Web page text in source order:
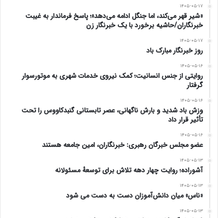
«کارا بیگ» و «من راکت» با سوارکاری «رامین قهرمانی» و
«امین محمدی» به ترتیب دوم و سوم شدند.
دور هشتم و پایانی هفته هفتم این رقابت‌ها ویژه
اسب‌های دوخون کلاس پنج بیشتر از سه ساله به
اسب «سرین» زودتر از خط پایان عبور کرد و اول شد.
همچنین «کمال دلیجه‌عطا» و «بهرام بینایی» با اسب‌های
«واشینگتن» و «ساکانا» نیز در دور پایانی این هفته در
جایگاه‌های دوم و سوم قرار گرفتند.
در پایان مسابقات امروز به مالکان، مربیان و چابکسواران
۱۴۰۵-۰۵-۱۷
«شیر قهر می‌کند، اما جنگل ادامه می‌دهد»؛ پاسخ فرماندار به غیبت
خبرنگاران/حاشیه برخورد با یک خبرنگار زن
۱۴۰۵-۰۵-۱۷
روز خبرنگار مبارک باد
۱۴۰۵-۰۵-۱۶
روایتی از جنس انسانیت؛ کمک نیروی خدمات شهری به موتورسوار
گرفتار
۱۴۰۵-۰۵-۱۶
وزش باد شدید و بارش ناگهانی، عصر تابستانی گنبدکاووس را تحت
تأثیر قرار داد
۱۴۰۵-۰۵-۱۶
عضو مجلس خبرگان رهبری: خبرنگاران، امین جامعه هستند
۱۴۰۵-۰۵-۱۳
آشوراده؛ روایت چهار دهه تلاش برای توسعهٔ مسئولانه
۱۴۰۵-۰۵-۱۳
«ناس» میان دانش‌آموزان دست به دست می شود
۱۴۰۵-۰۵-۱۳